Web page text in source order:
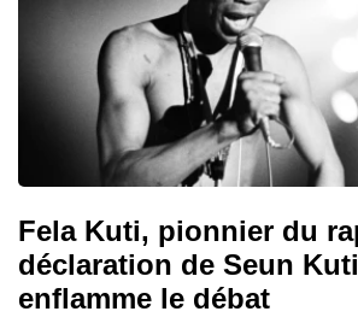
Fela Kuti, pionnier du
déclaration de Seun
enflamme le débat